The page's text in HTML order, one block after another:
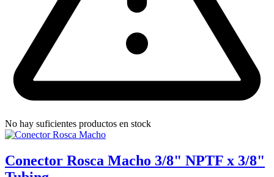
No hay suficientes productos en stock
Conector Rosca Macho 3/8" NPTF x 3/8"